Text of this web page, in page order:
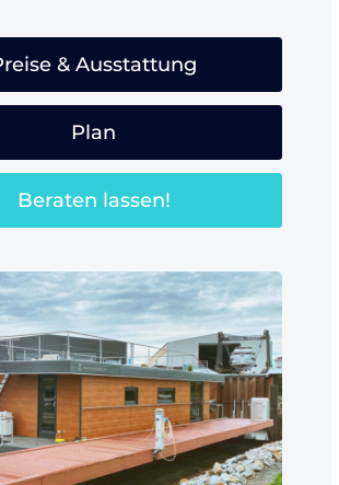
& Ausstattung
Plan
Beraten lassen!